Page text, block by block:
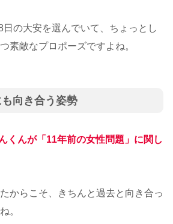
日の大安を選んでいて、ちょっとし
素敵なプロポーズですよね。
向き合う姿勢
くんが「11年前の女性問題」に関し
からこそ、きちんと過去と向き合っ
。